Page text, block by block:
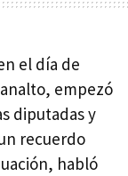
el día de
empezó
diputadas y
recuerdo
habló